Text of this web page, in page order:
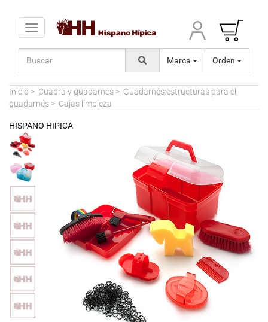
Toggle navigation
Marca Orden
Inicio > Cuadra y guadarnes > Guadarnés:estructuras para el
guadarnés > Cajas limpieza
HISPANO HIPICA